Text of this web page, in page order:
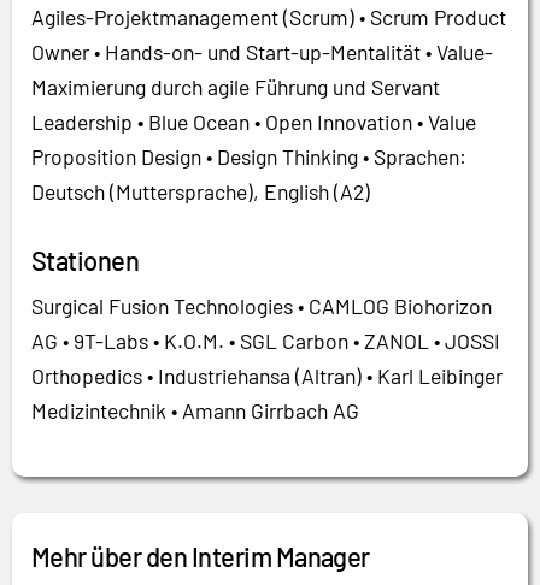
Agiles-Projektmanagement (Scrum) • Scrum Product
Owner • Hands-on- und Start-up-Mentalität • Value-
Maximierung durch agile Führung und Servant
Leadership • Blue Ocean • Open Innovation • Value
Proposition Design • Design Thinking • Sprachen:
Deutsch (Muttersprache), English (A2)
Stationen
Surgical Fusion Technologies • CAMLOG Biohorizon
AG • 9T-Labs • K.O.M. • SGL Carbon • ZANOL • JOSSI
Orthopedics • Industriehansa (Altran) • Karl Leibinger
Medizintechnik • Amann Girrbach AG
Mehr über den Interim Manager